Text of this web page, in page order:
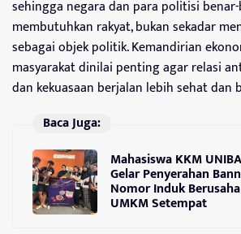
sehingga negara dan para politisi
membutuhkan rakyat, bukan sekadar
sebagai objek politik. Kemandirian
masyarakat dinilai penting agar relasi
dan kekuasaan berjalan lebih sehat dan
Baca Juga:
Mahasiswa KKM
Gelar Penyerahan
Nomor Induk
UMKM Setempat